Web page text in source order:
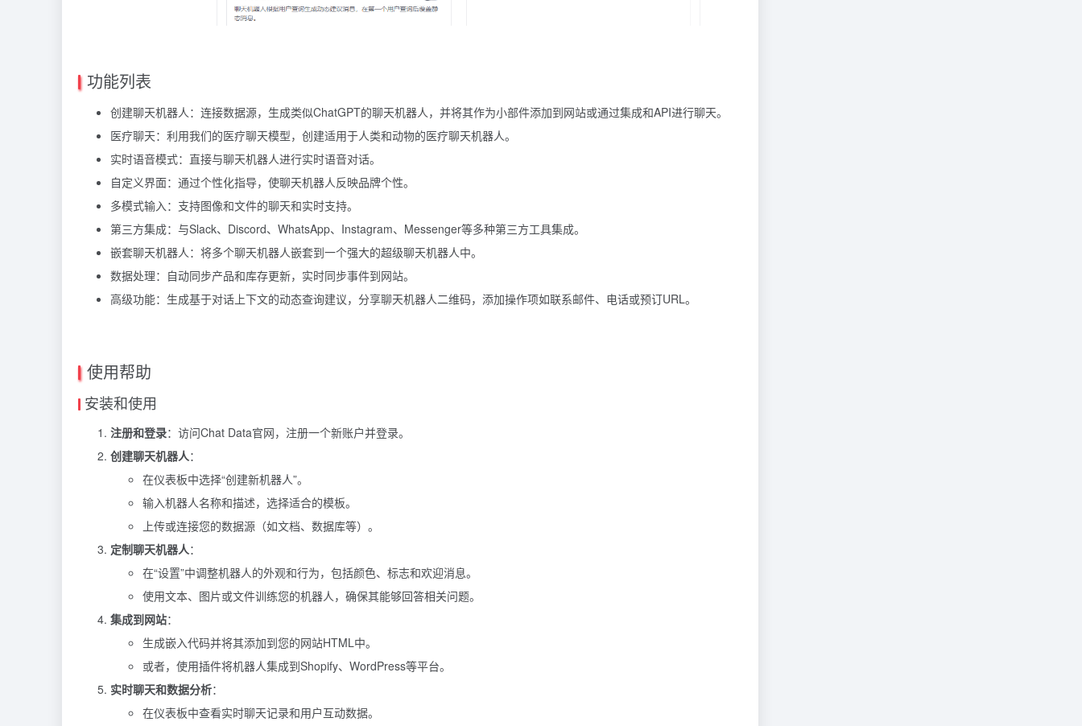
功能列表
创建聊天机器人：连接数据源，生成类似ChatGPT的聊天机器人，并将其作为小部件添加到网站或通过集成和API进行聊天。
医疗聊天：利用我们的医疗聊天模型，创建适用于人类和动物的医疗聊天机器人。
实时语音模式：直接与聊天机器人进行实时语音对话。
自定义界面：通过个性化指导，使聊天机器人反映品牌个性。
多模式输入：支持图像和文件的聊天和实时支持。
第三方集成：与Slack、Discord、WhatsApp、Instagram、Messenger等多种第三方工具集成。
嵌套聊天机器人：将多个聊天机器人嵌套到一个强大的超级聊天机器人中。
数据处理：自动同步产品和库存更新，实时同步事件到网站。
高级功能：生成基于对话上下文的动态查询建议，分享聊天机器人二维码，添加操作项如联系邮件、电话或预订URL。
使用帮助
安装和使用
注册和登录：访问Chat Data官网，注册一个新账户并登录。
创建聊天机器人：
在仪表板中选择“创建新机器人”。
输入机器人名称和描述，选择适合的模板。
上传或连接您的数据源（如文档、数据库等）。
定制聊天机器人：
在“设置”中调整机器人的外观和行为，包括颜色、标志和欢迎消息。
使用文本、图片或文件训练您的机器人，确保其能够回答相关问题。
集成到网站：
生成嵌入代码并将其添加到您的网站HTML中。
或者，使用插件将机器人集成到Shopify、WordPress等平台。
实时聊天和数据分析：
在仪表板中查看实时聊天记录和用户互动数据。